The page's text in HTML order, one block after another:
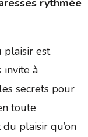
plaisir est
invite à
les secrets pour
toute
plaisir qu’on